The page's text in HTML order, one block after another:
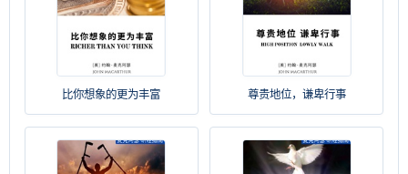
比你想象的更为丰富 尊贵地位，谦卑行事